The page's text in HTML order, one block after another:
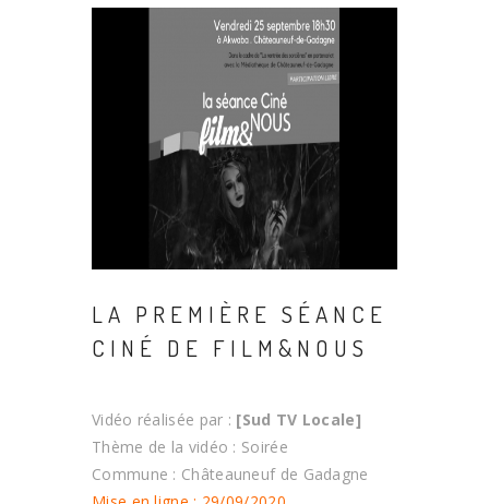
LA PREMIÈRE SÉANCE
CINÉ DE FILM&NOUS
Vidéo réalisée par : [Sud TV Locale]
Thème de la vidéo : Soirée
Commune : Châteauneuf de Gadagne